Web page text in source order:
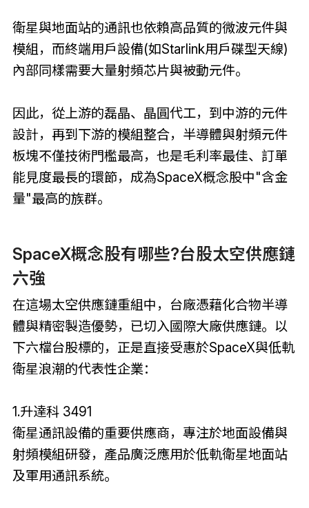
衛星與地面站的通訊也依賴高品質的微波元件與
模組，而終端用戶設備(如Starlink用戶碟型天線)
內部同樣需要大量射頻芯片與被動元件。
因此，從上游的磊晶、晶圓代工，到中游的元件
設計，再到下游的模組整合，半導體與射頻元件
板塊不僅技術門檻最高，也是毛利率最佳、訂單
能見度最長的環節，成為SpaceX概念股中"含金
量"最高的族群。
SpaceX概念股有哪些?台股太空供應鏈
六強
在這場太空供應鏈重組中，台廠憑藉化合物半導
體與精密製造優勢，已切入國際大廠供應鏈。以
下六檔台股標的，正是直接受惠於SpaceX與低軌
衛星浪潮的代表性企業：
1.升達科 3491
衛星通訊設備的重要供應商，專注於地面設備與
射頻模組研發，產品廣泛應用於低軌衛星地面站
及軍用通訊系統。